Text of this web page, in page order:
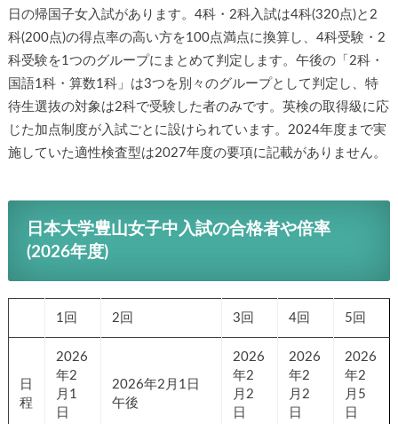
日の帰国子女入試があります。4科・2科入試は4科(320点)と2
科(200点)の得点率の高い方を100点満点に換算し、4科受験・2
科受験を1つのグループにまとめて判定します。午後の「2科・
国語1科・算数1科」は3つを別々のグループとして判定し、特
待生選抜の対象は2科で受験した者のみです。英検の取得級に応
じた加点制度が入試ごとに設けられています。2024年度まで実
施していた適性検査型は2027年度の要項に記載がありません。
日本大学豊山女子中入試の合格者や倍率
(2026年度)
1回 2回 3回 4回 5回
日
程
2026
年2
月1
日
2026年2月1日
午後
2026
年2
月2
日
2026
年2
月2
日
2026
年2
月5
日